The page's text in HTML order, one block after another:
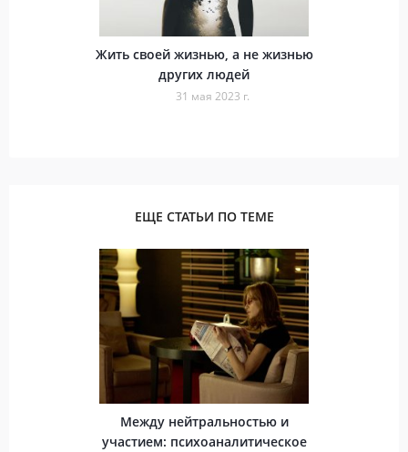
Жить своей жизнью, а не жизнью
других людей
31 мая 2023 г.
ЕЩЕ СТАТЬИ ПО ТЕМЕ
Между нейтральностью и
участием: психоаналитическое